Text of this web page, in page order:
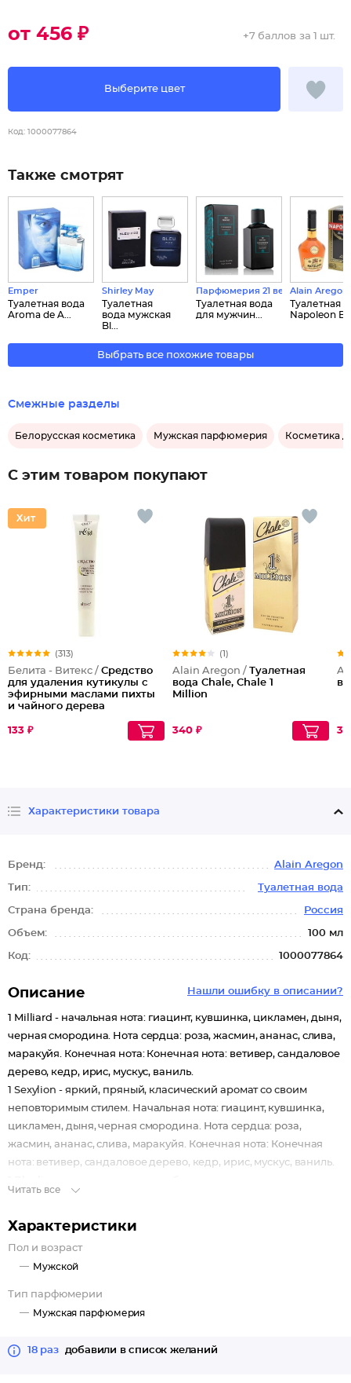
от 456 ₽
Выберите цвет
+7 баллов за 1 шт.
Код: 1000077864
Также смотрят
Emper
Туалетная вода
Aroma de A...
Shirley May
Туалетная
вода мужская
Bl...
Парфюмерия 21 века
Туалетная вода
для мужчин...
Alain Aregon
Туалетная
Napoleon
Выбрать все похожие товары
Смежные разделы
Белорусская косметика Мужская парфюмерия Косметика
С этим товаром покупают
(313)
Белита - Витекс / Средство
для удаления кутикулы с
эфирными маслами пихты
и чайного дерева
133 ₽
(1)
Alain Aregon / Туалетная
вода Chale, Chale 1
Million
340 ₽
Характеристики товара
Бренд: Alain Aregon
Тип: Туалетная вода
Страна бренда: Россия
Объем: 100 мл
Код: 1000077864
Нашли ошибку в описании?
Описание
1 Milliard - начальная нота: гиацинт, кувшинка, цикламен, дыня,
черная смородина. Нота сердца: роза, жасмин, ананас, слива,
маракуйя. Конечная нота: Конечная нота: ветивер, сандаловое
дерево, кедр, ирис, мускус, ваниль.
1 Sexylion - яркий, пряный, класический аромат со своим
неповторимым стилем. Начальная нота: гиацинт, кувшинка,
цикламен, дыня, черная смородина. Нота сердца: роза,
жасмин, ананас, слива, маракуйя. Конечная нота: Конечная
нота: ветивер, сандаловое дерево, кедр, ирис, мускус, ваниль.
достаточно энергичен для того, чтобы стать спутником
современного молодого человека. Начальная нота: бергамот,
гедион, грейпфрут; Нота сердца: перец, кардамон; Конечная
нота: кедр, ветивер.
1 Million - аромат подчеркнет Ваш уникальный стиль,
Начальные ноты: бергамот, мандарин; Нота сердца: розовый
Читать все
Характеристики
Пол и возраст
Мужской
Тип парфюмерии
Мужская парфюмерия
18 раз добавили в список желаний